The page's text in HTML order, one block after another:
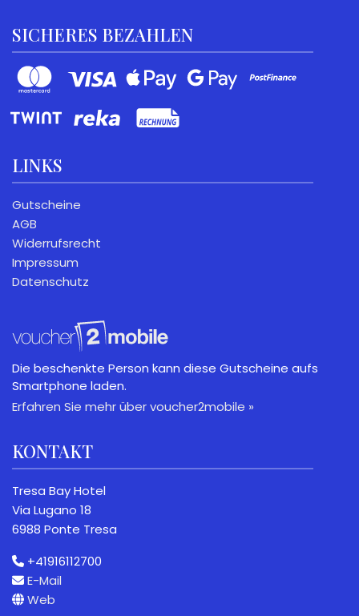
SICHERES BEZAHLEN
LINKS
Gutscheine
AGB
Widerrufsrecht
Impressum
Datenschutz
Die beschenkte Person kann diese Gutscheine aufs
Smartphone laden.
Erfahren Sie mehr über voucher2mobile »
KONTAKT
Tresa Bay Hotel
Via Lugano 18
6988 Ponte Tresa
+41916112700
E-Mail
Web